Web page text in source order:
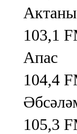
103,1
Апас
104,4
105,3